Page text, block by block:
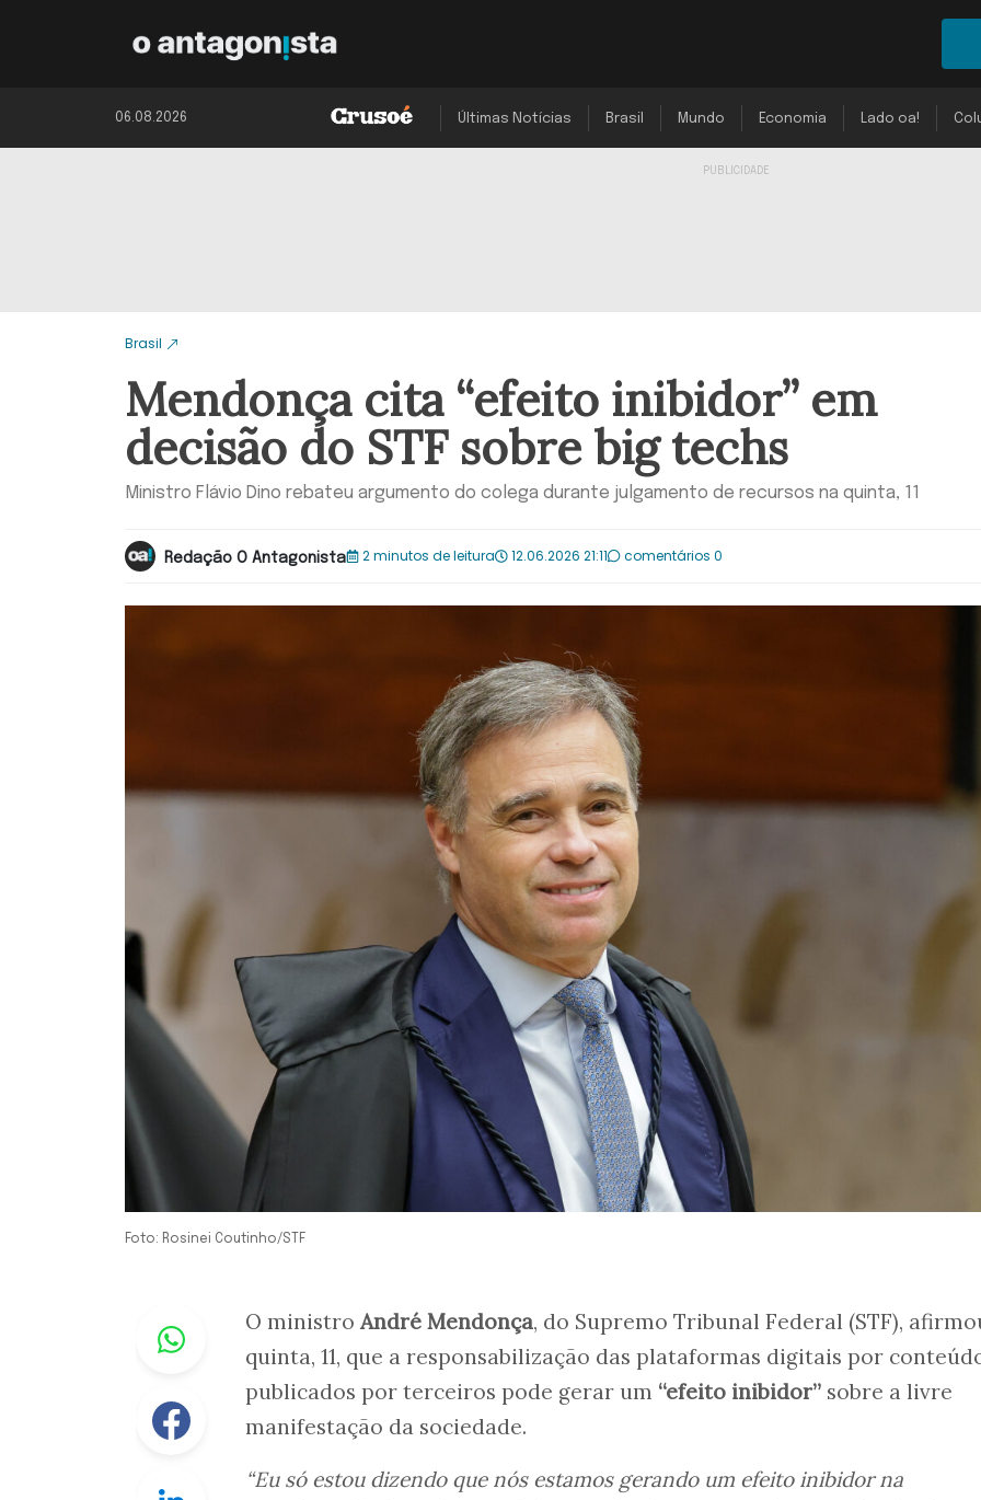
06.08.2026 Últimas Notícias Brasil Mundo Economia Lado oa!
Brasil
Mendonça cita “efeito inibidor” em
decisão do STF sobre big techs
Ministro Flávio Dino rebateu argumento do colega durante julgamento de recursos na quinta, 11
Redação O Antagonista 2 minutos de leitura 12.06.2026 21:11 comentários 0
Foto: Rosinei Coutinho/STF
Whastapp
Facebook
Linkedin
O ministro André Mendonça, do Supremo Tribunal Federal (STF),
quinta, 11, que a responsabilização das plataformas digitais por
publicados por terceiros pode gerar um “efeito inibidor” sobre a livre
manifestação da sociedade.
“Eu só estou dizendo que nós estamos gerando um efeito inibidor na